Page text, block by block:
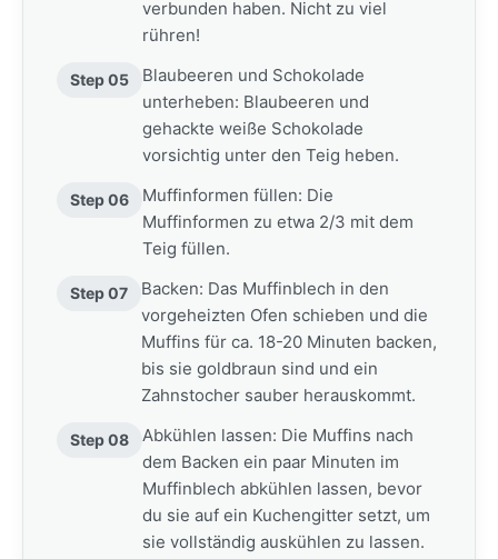
verbunden haben. Nicht zu viel
rühren!
Step 05
Blaubeeren und Schokolade
unterheben: Blaubeeren und
gehackte weiße Schokolade
vorsichtig unter den Teig heben.
Step 06
Muffinformen füllen: Die
Muffinformen zu etwa 2/3 mit dem
Teig füllen.
Step 07
Backen: Das Muffinblech in den
vorgeheizten Ofen schieben und die
Muffins für ca. 18-20 Minuten backen,
bis sie goldbraun sind und ein
Zahnstocher sauber herauskommt.
Step 08
Abkühlen lassen: Die Muffins nach
dem Backen ein paar Minuten im
Muffinblech abkühlen lassen, bevor
du sie auf ein Kuchengitter setzt, um
sie vollständig auskühlen zu lassen.